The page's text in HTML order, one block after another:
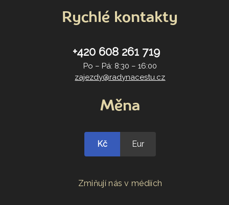
Rychlé kontakty
+420 608 261 719
Po – Pá: 8:30 – 16:00
zajezdy@radynacestu.cz
Měna
Kč Eur
Zmiňují nás v médiích